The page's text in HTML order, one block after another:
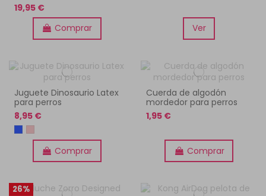
19,95 €
Comprar
Ver
Juguete Dinosaurio Latex
para perros
8,95 €
Comprar
Cuerda de algodón
mordedor para perros
1,95 €
Comprar
26%